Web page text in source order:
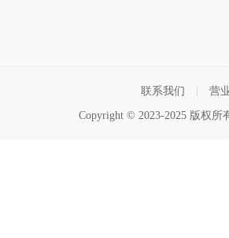
联系我们 营
Copyright © 2023-2025 版权所